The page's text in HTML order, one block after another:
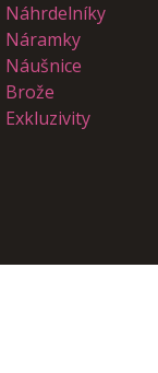
Náhrdelníky
Náramky
Náušnice
Brože
Exkluzivity